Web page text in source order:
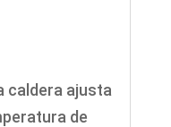
caldera ajusta
de